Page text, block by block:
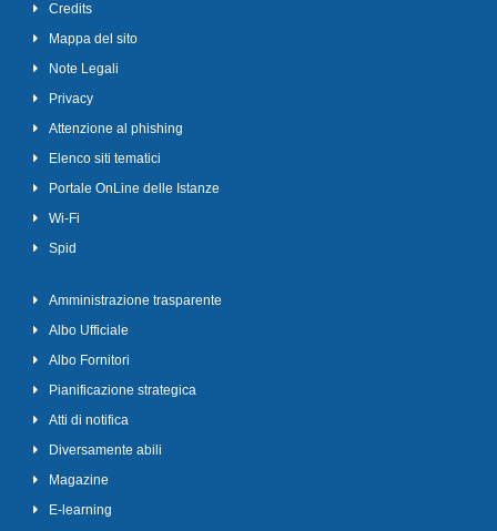
Credits
Mappa del sito
Note Legali
Privacy
Attenzione al phishing
Elenco siti tematici
Portale OnLine delle Istanze
Wi-Fi
Spid
Amministrazione trasparente
Albo Ufficiale
Albo Fornitori
Pianificazione strategica
Atti di notifica
Diversamente abili
Magazine
E-learning